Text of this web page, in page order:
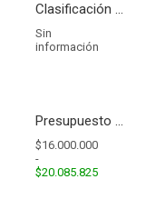
Clasificación por edades
Sin
información
Presupuesto - Ingresos
$16.000.000
-
$20.085.825